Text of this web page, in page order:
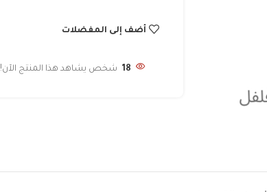
أضف إلى المفضلات
18 شخص يشاهد هذا المنتج الآن!